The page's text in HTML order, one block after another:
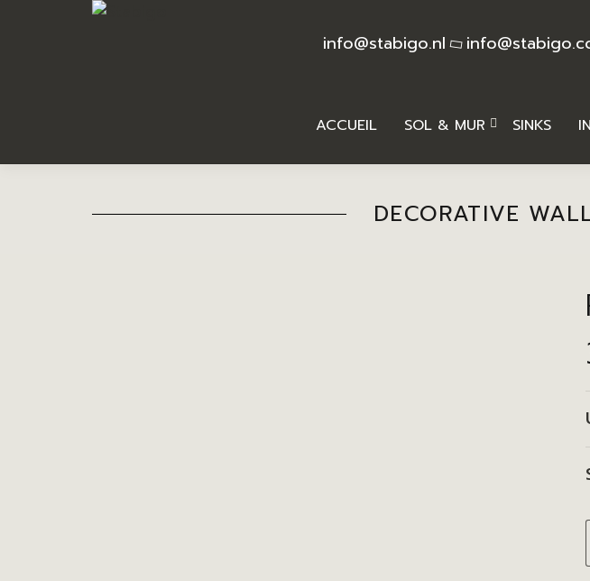
info@stabigo.nl
ACCUEIL SOL & MUR SINKS
DECORATIVE